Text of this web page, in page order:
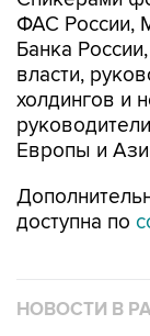
ФАС России,
Банка
власти,
холдингов и
Европы и
доступна по
НОВОСТИ В